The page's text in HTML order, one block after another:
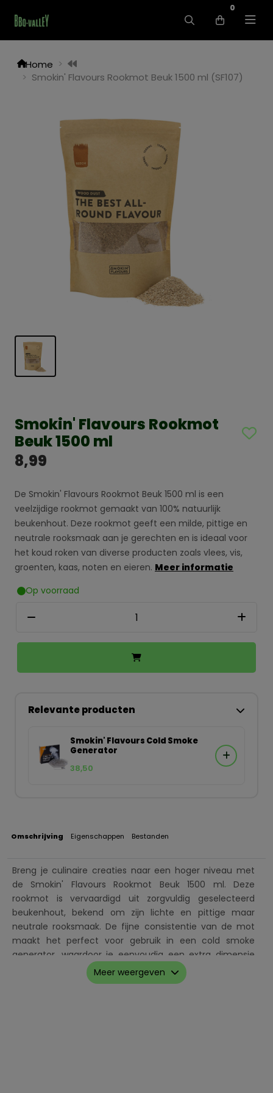
0
Home
Smokin' Flavours Rookmot Beuk 1500 ml (SF107)
Smokin' Flavours Rookmot
Beuk 1500 ml
8,99
De Smokin' Flavours Rookmot Beuk 1500 ml is een
veelzijdige rookmot gemaakt van 100% natuurlijk
beukenhout. Deze rookmot geeft een milde, pittige en
neutrale rooksmaak aan je gerechten en is ideaal voor
het koud roken van diverse producten zoals vlees, vis,
groenten, kaas, noten en eieren. Meer informatie
Op voorraad
Relevante producten
Smokin' Flavours Cold Smoke
Generator
38,50
Omschrijving Eigenschappen Bestanden
Breng je culinaire creaties naar een hoger niveau met
de Smokin' Flavours Rookmot Beuk 1500 ml. Deze
rookmot is vervaardigd uit zorgvuldig geselecteerd
beukenhout, bekend om zijn lichte en pittige maar
neutrale rooksmaak. De fijne consistentie van de mot
maakt het perfect voor gebruik in een cold smoke
generator, waardoor je eenvoudig een extra dimensie
van smaak kunt toevoegen aan diverse gerechten.
Meer weergeven